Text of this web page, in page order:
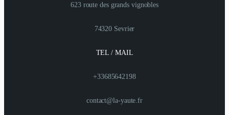
623 route des grands vignobles
74320 Sevrier
TEL / MAIL
+33685642198
contact@la-yaute.fr